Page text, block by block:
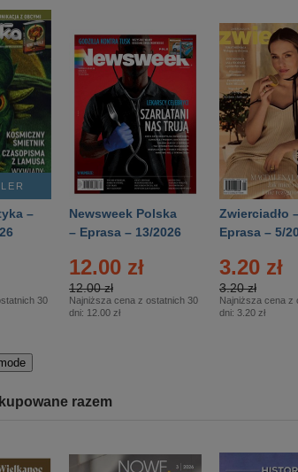
–
30
Newsweek Polska
– Eprasa – 13/2026
12.00 zł
12.00 zł
Najniższa cena z ostatnich 30
dni: 12.00 zł
Zwierciadło
Eprasa – 5/
3.20 zł
3.20 zł
Najniższa cena z
dni: 3.20 zł
razem